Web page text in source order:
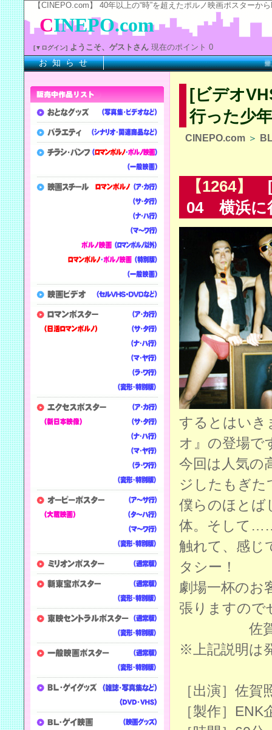
【CINEPO.com】 40年以上の“時”を超えたポルノ映画ポスター
[ビデオ
行った少
CINEPO.com ＞
【1264】
[
04 横浜に
するとはいき
オ』の登場で
今回は人気の
ジしたもぎた
僕らのほとば
体。そして
触れて、感じ
タシー！
劇場一杯のお
張りますので
佐賀照
※上記説明は
［出演］佐
［製作］ENK
※上記
CINEPO.com
[▼ログイン] ようこそ、ゲストさん 現在のポイント 0
お 知 ら せ